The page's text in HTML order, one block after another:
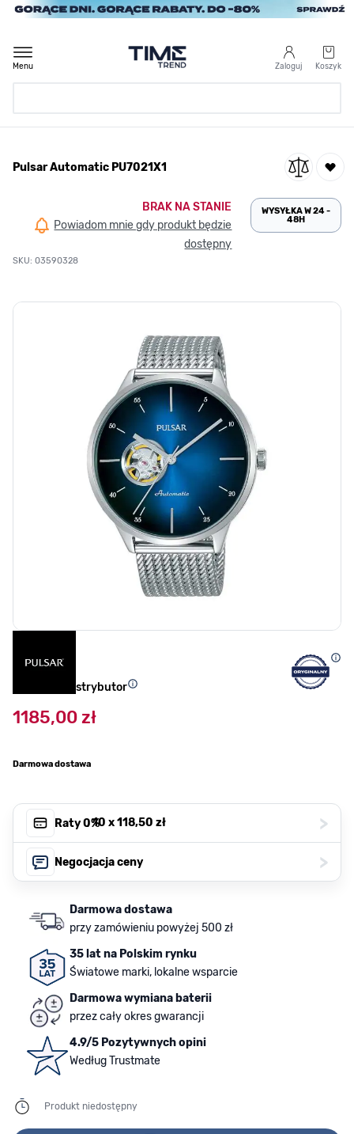
Przejdź do treści
Zaloguj Koszyk
Menu
/
Pulsar Automatic PU7021X1
Pulsar Automatic PU7021X1
BRAK NA STANIE
Powiadom mnie gdy produkt będzie
dostępny
SKU: 03590328
WYSYŁKA W 24 -
48H
Oficjalny dystrybutor
1185,00 zł
Darmowa dostawa
Raty 0%, 10 x118,50 zł >
Negocjacja ceny >
Darmowa dostawa
przy zamówieniu powyżej 500 zł
35 lat na Polskim rynku
Światowe marki, lokalne wsparcie
Darmowa wymiana baterii
przez cały okres gwarancji
4.9/5 Pozytywnych opini
Według Trustmate
Produkt niedostępny